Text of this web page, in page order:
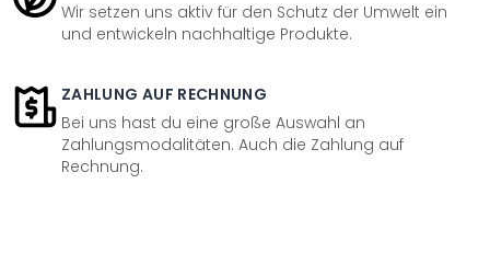
Wir setzen uns aktiv für den Schutz der Umwelt ein
und entwickeln nachhaltige Produkte.
ZAHLUNG AUF RECHNUNG
Bei uns hast du eine große Auswahl an
Zahlungsmodalitäten. Auch die Zahlung auf
Rechnung.